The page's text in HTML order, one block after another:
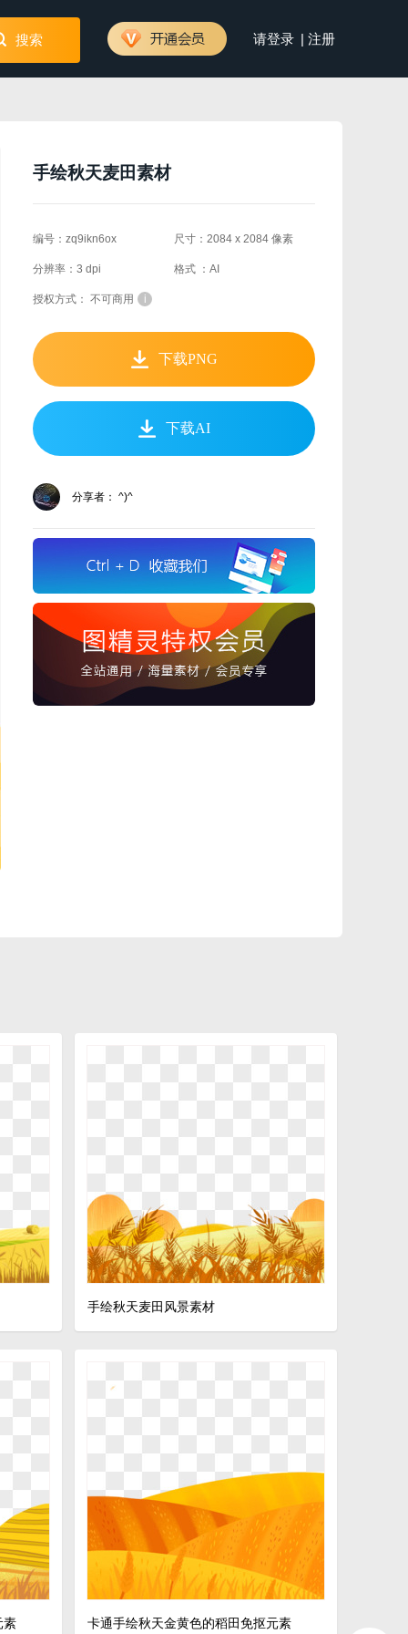
搜索 请登录 | 注册
手绘秋天麦田素材
编号：zq9ikn6ox 尺寸：2084 x 2084 像素
分辨率：3 dpi 格式 ：AI
授权方式： 不可商用 i
下载PNG
下载AI
分享者： ^)^
手绘秋天麦田风景素材
素 卡通手绘秋天金黄色的稻田免抠元素